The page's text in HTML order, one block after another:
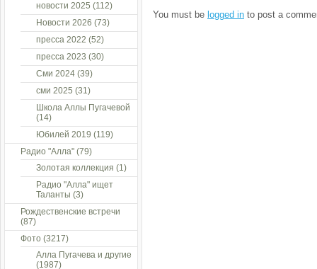
You must be logged in to post a
новости 2025 (112)
Новости 2026 (73)
пресса 2022 (52)
пресса 2023 (30)
Сми 2024 (39)
сми 2025 (31)
Школа Аллы Пугачевой
(14)
Юбилей 2019 (119)
Радио "Алла" (79)
Золотая коллекция (1)
Радио "Алла" ищет
Таланты (3)
Рождественские встречи
(87)
Фото (3217)
Алла Пугачева и другие
(1987)